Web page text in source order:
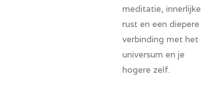
meditatie, innerlijke
rust en een diepere
verbinding met het
universum en je
hogere zelf.